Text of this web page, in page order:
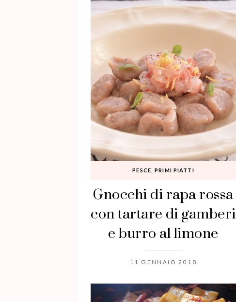
PESCE ,PRIMI PIATTI
Gnocchi di rapa rossa
con tartare di gamberi
e burro al limone
11 GENNAIO 2018